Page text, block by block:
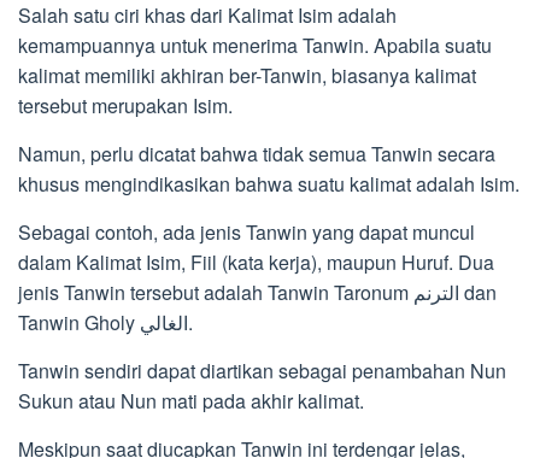
Salah satu ciri khas dari Kalimat Isim adalah
kemampuannya untuk menerima Tanwin. Apabila suatu
kalimat memiliki akhiran ber-Tanwin, biasanya kalimat
tersebut merupakan Isim.
Namun, perlu dicatat bahwa tidak semua Tanwin secara
khusus mengindikasikan bahwa suatu kalimat adalah Isim.
Sebagai contoh, ada jenis Tanwin yang dapat muncul
dalam Kalimat Isim, Fiil (kata kerja), maupun Huruf. Dua
jenis Tanwin tersebut adalah Tanwin Taronum الترنم dan
Tanwin Gholy الغالي.
Tanwin sendiri dapat diartikan sebagai penambahan Nun
Sukun atau Nun mati pada akhir kalimat.
Meskipun saat diucapkan Tanwin ini terdengar jelas,